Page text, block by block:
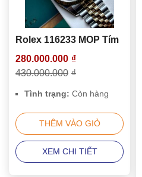
Rolex 116233 MOP Tím
280.000.000 ₫
430.000.000 ₫
Tình trạng: Còn hàng
THÊM VÀO GIỎ
XEM CHI TIẾT